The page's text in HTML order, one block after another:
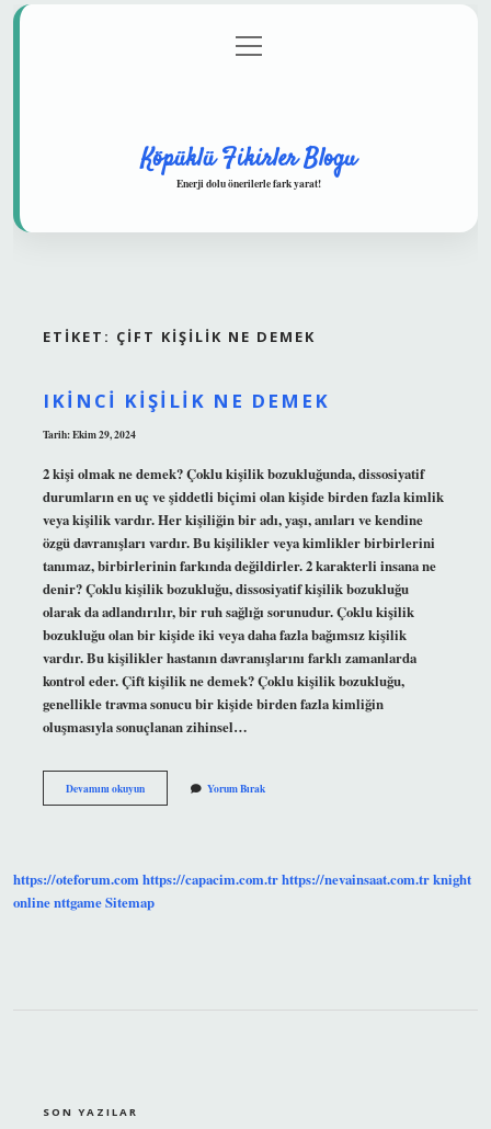
Gizlilik Politikası
menüyü
aç
Köpüklü Fikirler Blogu
Enerji dolu önerilerle fark yarat!
ETIKET: ÇIFT KIŞILIK NE DEMEK
IKINCI KIŞILIK NE DEMEK
Tarih: Ekim 29, 2024
2 kişi olmak ne demek? Çoklu kişilik bozukluğunda, dissosiyatif
durumların en uç ve şiddetli biçimi olan kişide birden fazla kimlik
veya kişilik vardır. Her kişiliğin bir adı, yaşı, anıları ve kendine
özgü davranışları vardır. Bu kişilikler veya kimlikler birbirlerini
tanımaz, birbirlerinin farkında değildirler. 2 karakterli insana ne
denir? Çoklu kişilik bozukluğu, dissosiyatif kişilik bozukluğu
olarak da adlandırılır, bir ruh sağlığı sorunudur. Çoklu kişilik
bozukluğu olan bir kişide iki veya daha fazla bağımsız kişilik
vardır. Bu kişilikler hastanın davranışlarını farklı zamanlarda
kontrol eder. Çift kişilik ne demek? Çoklu kişilik bozukluğu,
genellikle travma sonucu bir kişide birden fazla kimliğin
oluşmasıyla sonuçlanan zihinsel…
Devamını okuyunIkinci
Kişilik
Yorum Bırak
https://oteforum.comhttps://capacim.com.trhttps://nevainsaat.com.trknight
onlinenttgameSitemap
SON YAZILAR